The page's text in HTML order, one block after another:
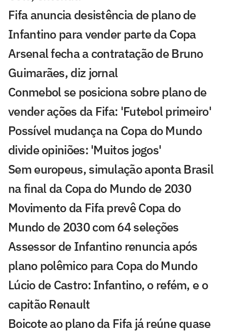
Fifa anuncia desistência de plano de
Infantino para vender parte da Copa
Arsenal fecha a contratação de Bruno
Guimarães, diz jornal
Conmebol se posiciona sobre plano de
vender ações da Fifa: 'Futebol primeiro'
Possível mudança na Copa do Mundo
divide opiniões: 'Muitos jogos'
Sem europeus, simulação aponta Brasil
na final da Copa do Mundo de 2030
Movimento da Fifa prevê Copa do
Mundo de 2030 com 64 seleções
Assessor de Infantino renuncia após
plano polêmico para Copa do Mundo
Lúcio de Castro: Infantino, o refém, e o
capitão Renault
Boicote ao plano da Fifa já reúne quase